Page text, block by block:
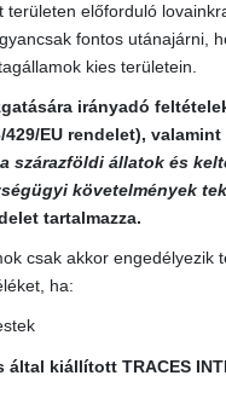
előforduló
fontos utánajárni,
kies területein.
irányadó
429/EU rendelet), valamint
szárazföldi állatok és
követelmények
tartalmazza.
csak akkor engedélyezik
ha:
kiállított TRACES